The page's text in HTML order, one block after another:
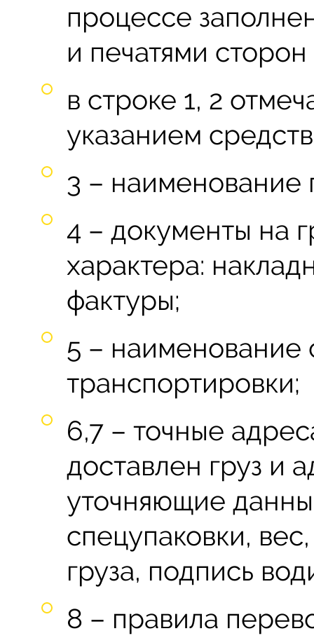
процессе
и печатями
в строке 1, 2
указанием
3 – наименование
4 – документы на
характера:
фактуры;
5 – наименование
транспортировки;
6,7 – точные
доставлен груз и
уточняющие
спецупаковки,
груза, подпись
8 – правила